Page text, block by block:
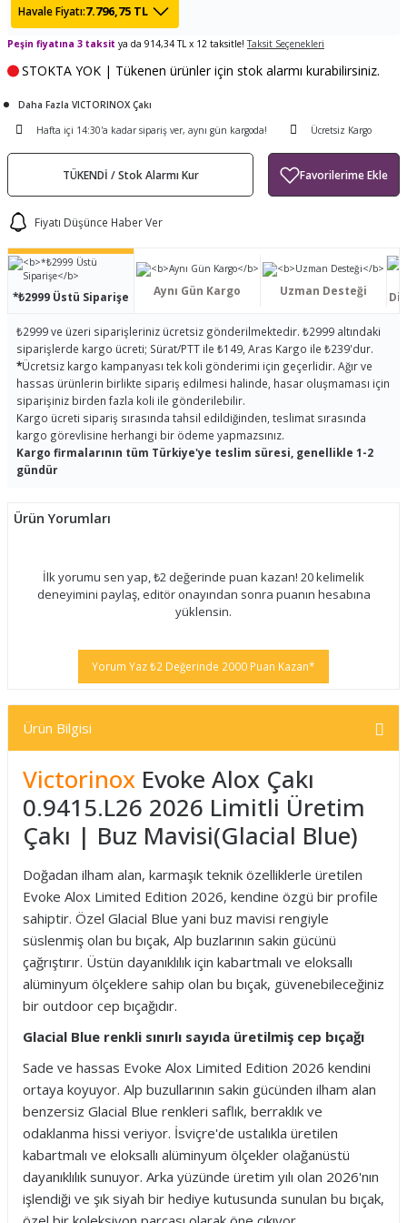
Makine Yağı
Göl Kamışı
Balık Malzemeleri Çantası
Mücadele Kemeri
Balık Kovası
/ Yedek Parça
Havale Fiyatı:7.796,75 TL
Peşin fiyatına 3 taksit ya da 914,34 TL x 12 taksitle! Taksit Seçenekleri
STOKTA YOK | Tükenen ürünler için stok alarmı kurabilirsiniz.
Daha Fazla VICTORINOX Çakı
Hafta içi 14:30'a kadar sipariş ver, aynı gün kargoda!
Ücretsiz Kargo
TÜKENDİ / Stok Alarmı Kur
Fiyatı Düşünce Haber Ver
*₺2999 Üstü Siparişe Aynı Gün Kargo Uzman Desteği
₺2999 ve üzeri siparişleriniz ücretsiz gönderilmektedir. ₺2999 altındaki
siparişlerde kargo ücreti; Sürat/PTT ile ₺149, Aras Kargo ile ₺239'dur.
*Ücretsiz kargo kampanyası tek koli gönderimi için geçerlidir. Ağır ve
hassas ürünlerin birlikte sipariş edilmesi halinde, hasar oluşmaması için
siparişiniz birden fazla koli ile gönderilebilir.
Kargo ücreti sipariş sırasında tahsil edildiğinden, teslimat sırasında
kargo görevlisine herhangi bir ödeme yapmazsınız.
Kargo firmalarının tüm Türkiye'ye teslim süresi, genellikle 1-2
gündür
Ürün Yorumları
İlk yorumu sen yap, ₺2 değerinde puan kazan! 20 kelimelik
deneyimini paylaş, editör onayından sonra puanın hesabına
yüklensin.
Yorum Yaz ₺2 Değerinde 2000 Puan Kazan*
Ürün Bilgisi
Victorinox Evoke Alox Çakı
0.9415.L26 2026 Limitli Üretim
Çakı | Buz Mavisi(Glacial Blue)
Doğadan ilham alan, karmaşık teknik özelliklerle üretilen
Evoke Alox Limited Edition 2026, kendine özgü bir profile
sahiptir. Özel Glacial Blue yani buz mavisi rengiyle
süslenmiş olan bu bıçak, Alp buzlarının sakin gücünü
çağrıştırır. Üstün dayanıklılık için kabartmalı ve eloksallı
alüminyum ölçeklere sahip olan bu bıçak, güvenebileceğiniz
bir outdoor cep bıçağıdır.
Glacial Blue renkli sınırlı sayıda üretilmiş cep bıçağı
Sade ve hassas Evoke Alox Limited Edition 2026 kendini
ortaya koyuyor. Alp buzullarının sakin gücünden ilham alan
benzersiz Glacial Blue renkleri saflık, berraklık ve
odaklanma hissi veriyor. İsviçre'de ustalıkla üretilen
kabartmalı ve eloksallı alüminyum ölçekler olağanüstü
dayanıklılık sunuyor. Arka yüzünde üretim yılı olan 2026'nın
işlendiği ve şık siyah bir hediye kutusunda sunulan bu bıçak,